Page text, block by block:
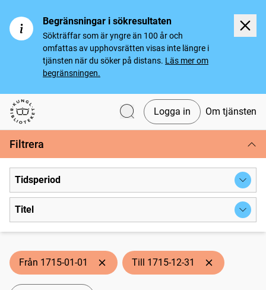
Begränsningar i sökresultaten
Sökträffar som är yngre än 100 år och
omfattas av upphovsrätten visas inte längre i
tjänsten när du söker på distans. Läs mer om
begränsningen.
Svenska tidningar
Logga in Om tjänsten
Filtrera
Tidsperiod
Titel
Från 1715-01-01 Till 1715-12-31